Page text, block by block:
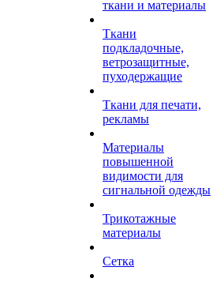
ткани и материалы
Ткани
подкладочные,
ветрозащитные,
пуходержащие
Ткани для печати,
рекламы
Материалы
повышенной
видимости для
сигнальной одежды
Трикотажные
материалы
Сетка